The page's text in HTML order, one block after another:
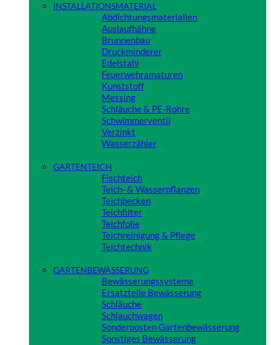
INSTALLATIONSMATERIAL
Abdichtungsmaterialien
Auslaufhähne
Brunnenbau
Druckminderer
Edelstahl
Feuerwehramaturen
Kunststoff
Messing
Schläuche & PE-Rohre
Schwimmerventil
Verzinkt
Wasserzähler
GARTENTEICH
Fischteich
Teich- & Wasserpflanzen
Teichbecken
Teichfilter
Teichfolie
Teichreinigung & Pflege
Teichtechnik
GARTENBEWÄSSERUNG
Bewässerungssysteme
Ersatzteile Bewässerung
Schläuche
Schlauchwagen
Sonderposten Gartenbewässerung
Sonstiges Bewässerung